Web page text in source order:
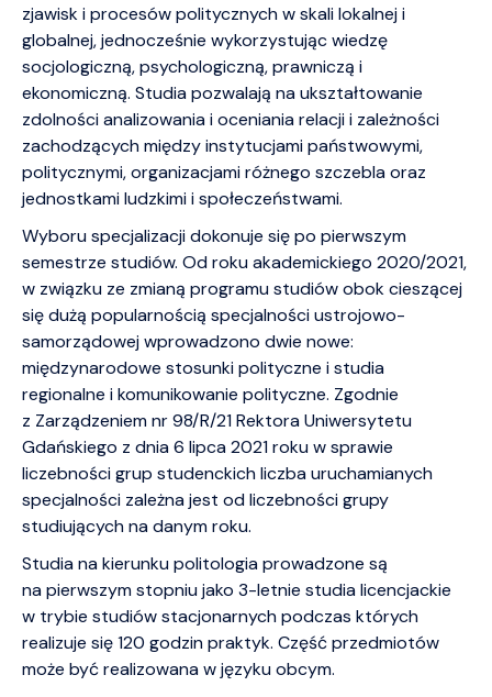
zjawisk i procesów politycznych w skali lokalnej i
globalnej, jednocześnie wykorzystując wiedzę
socjologiczną, psychologiczną, prawniczą i
ekonomiczną. Studia pozwalają na ukształtowanie
zdolności analizowania i oceniania relacji i zależności
zachodzących między instytucjami państwowymi,
politycznymi, organizacjami różnego szczebla oraz
jednostkami ludzkimi i społeczeństwami.
Wyboru specjalizacji dokonuje się po pierwszym
semestrze studiów. Od roku akademickiego 2020/2021,
w związku ze zmianą programu studiów obok cieszącej
się dużą popularnością specjalności ustrojowo-
samorządowej wprowadzono dwie nowe:
międzynarodowe stosunki polityczne i studia
regionalne i komunikowanie polityczne. Zgodnie
z Zarządzeniem nr 98/R/21 Rektora Uniwersytetu
Gdańskiego z dnia 6 lipca 2021 roku w sprawie
liczebności grup studenckich liczba uruchamianych
specjalności zależna jest od liczebności grupy
studiujących na danym roku.
Studia na kierunku politologia prowadzone są
na pierwszym stopniu jako 3-letnie studia licencjackie
w trybie studiów stacjonarnych podczas których
realizuje się 120 godzin praktyk. Część przedmiotów
może być realizowana w języku obcym.